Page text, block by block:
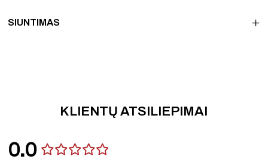
SIUNTIMAS
KLIENTŲ ATSILIEPIMAI
0.0